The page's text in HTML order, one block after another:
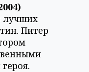
лучших
Питер